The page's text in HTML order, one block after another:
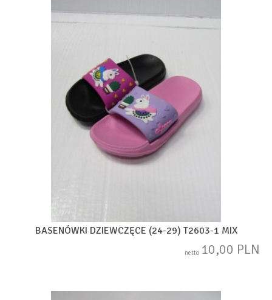
BASENÓWKI DZIEWCZĘCE (24-29) T2603-1 MIX
netto 10,00 PLN